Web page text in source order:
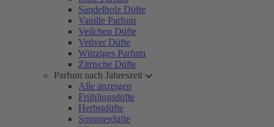
Sandelholz Düfte
Vanille Parfum
Veilchen Düfte
Vetiver Düfte
Würziges Parfum
Zitrische Düfte
Parfum nach Jahreszeit
Alle anzeigen
Frühlingsdüfte
Herbstdüfte
Sommerdüfte